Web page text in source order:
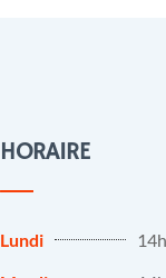
HORAIRE
Lundi